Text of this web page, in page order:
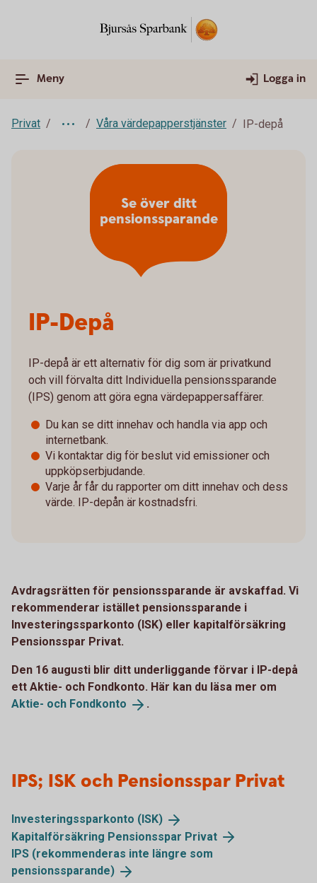
Meny Logga in
Privat Våra värdepapperstjänster IP-depå
IP-Depå
IP-depå är ett alternativ för dig som är privatkund
och vill förvalta ditt Individuella pensionssparande
(IPS) genom att göra egna värdepappersaffärer.
Du kan se ditt innehav och handla via app och
internetbank.
Vi kontaktar dig för beslut vid emissioner och
uppköpserbjudande.
Varje år får du rapporter om ditt innehav och dess
värde. IP-depån är kostnadsfri.
Se över ditt
pensionssparande
Avdragsrätten för pensionssparande är avskaffad. Vi
rekommenderar istället pensionssparande i
Investeringssparkonto (ISK) eller kapitalförsäkring
Pensionsspar Privat.
Den 16 augusti blir ditt underliggande förvar i IP-depå
ett Aktie- och Fondkonto. Här kan du läsa mer om
Aktie- och Fondkonto .
IPS; ISK och Pensionsspar Privat
Investeringssparkonto (ISK)
Kapitalförsäkring Pensionsspar Privat
IPS (rekommenderas inte längre som
pensionssparande)